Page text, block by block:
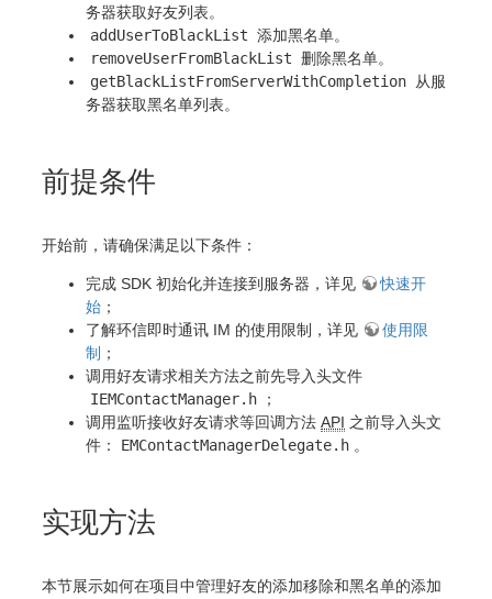
务器获取好友列表。
addUserToBlackList 添加黑名单。
removeUserFromBlackList 删除黑名单。
getBlackListFromServerWithCompletion 从服
务器获取黑名单列表。
前提条件
开始前，请确保满足以下条件：
完成 SDK 初始化并连接到服务器，详见
快速开
始 ；
了解环信即时通讯 IM 的使用限制，详见
使用限
制 ；
调用好友请求相关方法之前先导入头文件
IEMContactManager.h
；
调用监听接收好友请求等回调方法 API 之前导入头文
件：
EMContactManagerDelegate.h 。
实现方法
本节展示如何在项目中管理好友的添加移除和黑名单的添加